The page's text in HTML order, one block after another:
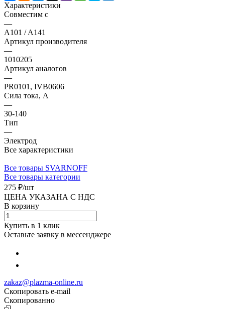
Характеристики
Совместим с
—
A101 / A141
Артикул производителя
—
1010205
Артикул аналогов
—
PR0101, IVB0606
Сила тока, А
—
30-140
Тип
—
Электрод
Все характеристики
Все товары SVARNOFF
Все товары категории
275 ₽/шт
ЦЕНА УКАЗАНА С НДС
В корзину
Купить в 1 клик
Оставьте заявку в мессенджере
zakaz@plazma-online.ru
Скопировать e-mail
Cкопированно